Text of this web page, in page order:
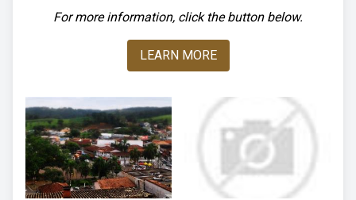
For more information, click the button below.
LEARN MORE